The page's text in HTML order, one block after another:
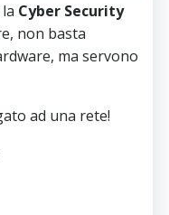
Cyber Security
non basta
ma servono
ad una rete!